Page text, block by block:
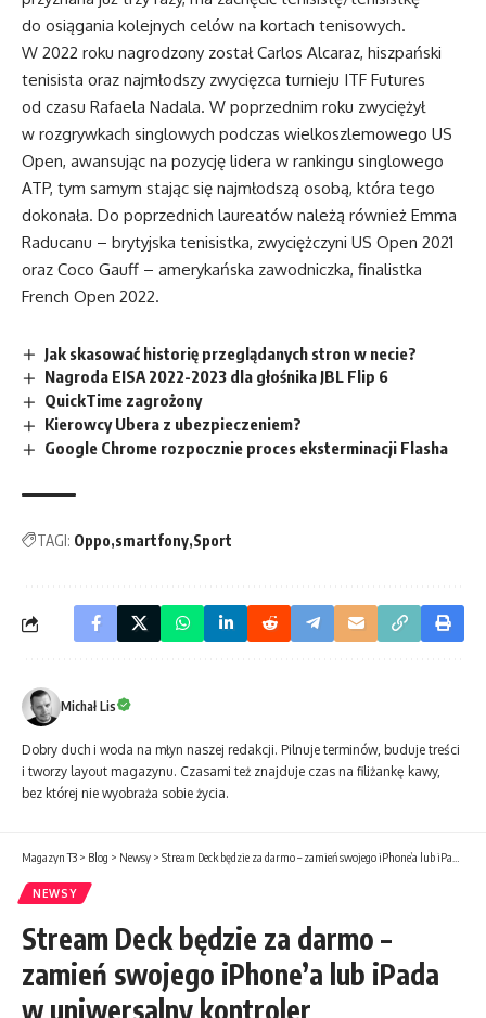
do osiągania kolejnych celów na kortach tenisowych.
W 2022 roku nagrodzony został Carlos Alcaraz, hiszpański
tenisista oraz najmłodszy zwycięzca turnieju ITF Futures
od czasu Rafaela Nadala. W poprzednim roku zwyciężył
w rozgrywkach singlowych podczas wielkoszlemowego US
Open, awansując na pozycję lidera w rankingu singlowego
ATP, tym samym stając się najmłodszą osobą, która tego
dokonała. Do poprzednich laureatów należą również Emma
Raducanu – brytyjska tenisistka, zwyciężczyni US Open 2021
oraz Coco Gauff – amerykańska zawodniczka, finalistka
French Open 2022.
Jak skasować historię przeglądanych stron w necie?
Nagroda EISA 2022-2023 dla głośnika JBL Flip 6
QuickTime zagrożony
Kierowcy Ubera z ubezpieczeniem?
Google Chrome rozpocznie proces eksterminacji Flasha
TAGI: Oppo smartfony Sport
Michał Lis
Dobry duch i woda na młyn naszej redakcji. Pilnuje terminów, buduje treści
i tworzy layout magazynu. Czasami też znajduje czas na filiżankę kawy,
bez której nie wyobraża sobie życia.
Magazyn T3 > Blog > Newsy > Stream Deck będzie za darmo – zamień swojego iPhone’a lub iPada w uniwersalny kontroler
NEWSY
Stream Deck będzie za darmo –
zamień swojego iPhone’a lub iPada
w uniwersalny kontroler